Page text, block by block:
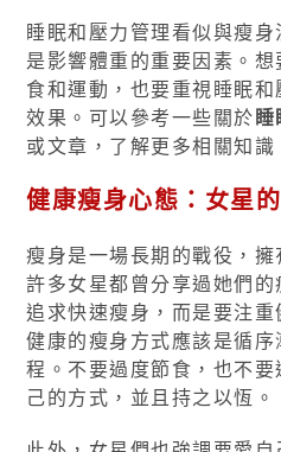
睡眠和壓力管理看似與瘦
是影響體重的重要因素。
食和運動，也要重視睡眠
效果。可以參考一些關於睡
或文章，了解更多相關知識
健康瘦身心態：女星
瘦身是一場長期的戰役，擁
許多女星都曾分享過她們
追求快速瘦身，而是要注重
健康的瘦身方式應該是循
程。不要過度節食，也不
己的方式，並且持之以恆。